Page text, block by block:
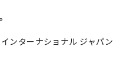
ンターナショナル ジャパン